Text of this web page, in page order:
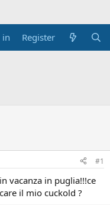
in Register
#1
vacanza in puglia!!!ce
il mio cuckold ?